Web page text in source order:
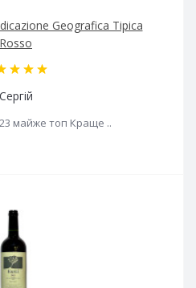
Geografica Tipica
Rosso
Сергій
майже топ Краще ..